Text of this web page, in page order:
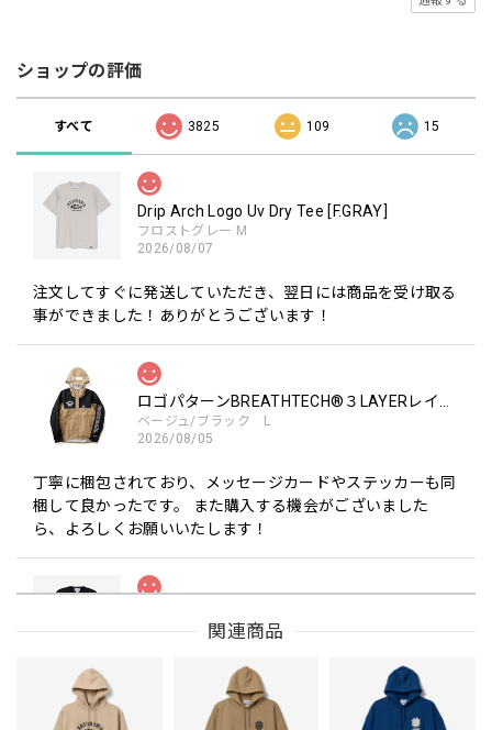
ショップの評価
すべて 3825 109 15
Drip Arch Logo Uv Dry Tee [F.GRAY]
フロストグレー M
2026/08/07
注文してすぐに発送していただき、翌日には商品を受け取る
事ができました！ありがとうございます！
ベージュ/ブラック L
2026/08/05
丁寧に梱包されており、メッセージカードやステッカーも同
梱して良かったです。 また購入する機会がございました
ら、よろしくお願いいたします！
ブラック L
関連商品